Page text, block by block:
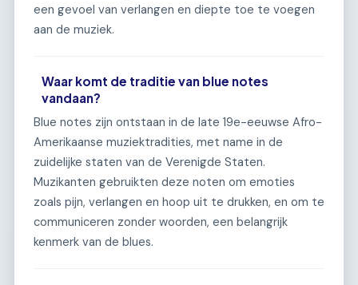
een gevoel van verlangen en diepte toe te voegen
aan de muziek.
Waar komt de traditie van blue notes
vandaan?
Blue notes zijn ontstaan in de late 19e-eeuwse Afro-
Amerikaanse muziektradities, met name in de
zuidelijke staten van de Verenigde Staten.
Muzikanten gebruikten deze noten om emoties
zoals pijn, verlangen en hoop uit te drukken, en om te
communiceren zonder woorden, een belangrijk
kenmerk van de blues.